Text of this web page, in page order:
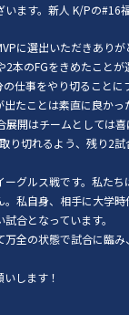
ます。新人 K/Pの#16
に選出いただきあり
本のFGをきめたこと
仕事をやり切ること
たことは素直に良かっ
展開はチームとしては
り切れるよう、残り2
グルス戦です。私た
私自身、相手に大学
合となっています。
万全の状態で試合に臨
します！